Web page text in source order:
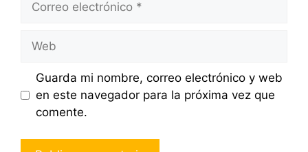
Web
Guarda mi nombre, correo electrónico y web
en este navegador para la próxima vez que
comente.